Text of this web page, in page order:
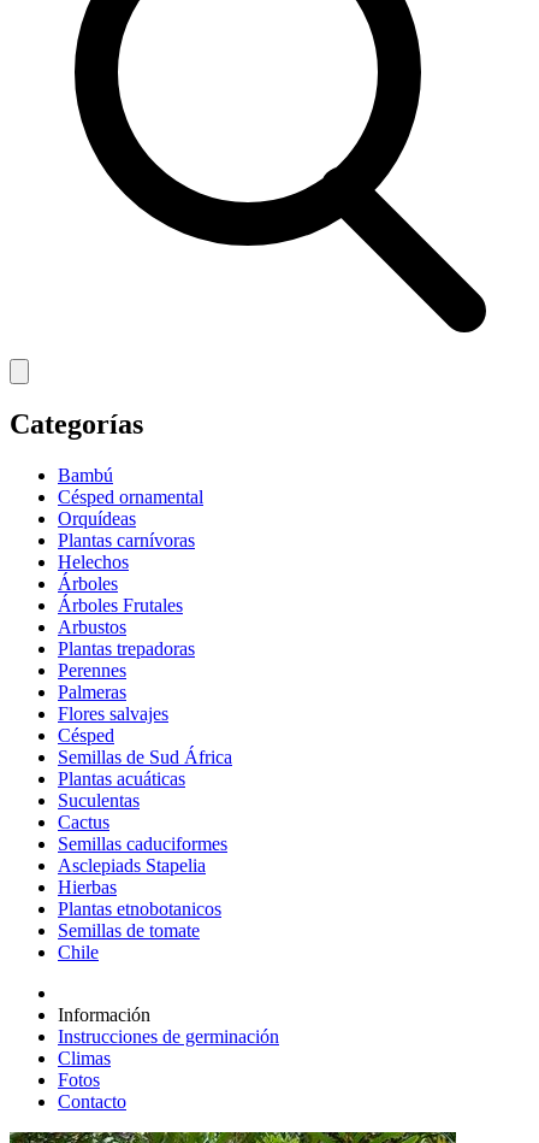
Categorías
Bambú
Césped ornamental
Orquídeas
Plantas carnívoras
Helechos
Árboles
Árboles Frutales
Arbustos
Plantas trepadoras
Perennes
Palmeras
Flores salvajes
Césped
Semillas de Sud África
Plantas acuáticas
Suculentas
Cactus
Semillas caduciformes
Asclepiads Stapelia
Hierbas
Plantas etnobotanicos
Semillas de tomate
Chile
Información
Instrucciones de germinación
Climas
Fotos
Contacto